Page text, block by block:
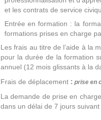
et les contrats de service
Entrée en formation : la
formations prises en charge
Les frais au titre de l’aide à la
pour la durée de la formation
annuel (12 mois glissants à la
Frais de déplacement : prise en
La demande de prise en
dans un délai de 7 jours